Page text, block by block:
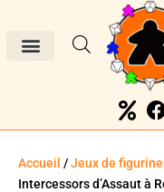
Accueil /Jeux de
Intercessors d’Assaut à